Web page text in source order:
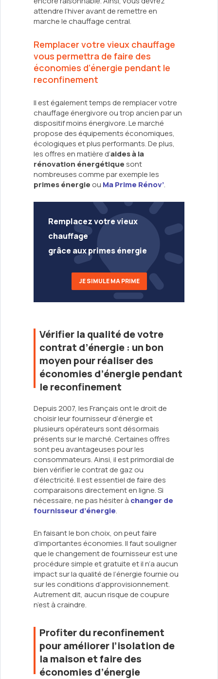
attendre l’hiver avant de remettre en
marche le chauffage central.
Remplacer votre vieux chauffage
vous permettra de faire des
économies d’énergie pendant le
reconfinement
Il est également temps de remplacer votre
chauffage énergivore ou trop ancien par un
dispositif moins énergivore. Le marché
propose des équipements économiques,
écologiques et plus performants. De plus,
les offres en matière d’aides à la
rénovation énergétiquesont
nombreuses comme par exemple les
primes énergie ou Ma Prime Rénov’.
Remplacez votre vieux
chauffage
grâce aux primes énergie
JE SIMULE MA PRIME
Vérifier la qualité de votre
contrat d’énergie : un bon
moyen pour réaliser des
économies d’énergie pendant
le reconfinement
Depuis 2007, les Français ont le droit de
choisir leur fournisseur d’énergie et
plusieurs opérateurs sont désormais
présents sur le marché. Certaines offres
sont peu avantageuses pour les
consommateurs. Ainsi, il est primordial de
bien vérifier le contrat de gaz ou
d’électricité. Il est essentiel de faire des
comparaisons directement en ligne. Si
nécessaire, ne pas hésiter à changer de
fournisseur d’énergie.
En faisant le bon choix, on peut faire
d’importantes économies. Il faut souligner
que le changement de fournisseur est une
procédure simple et gratuite et il n’a aucun
impact sur la qualité de l’énergie fournie ou
sur les conditions d’approvisionnement.
Autrement dit, aucun risque de coupure
n’est à craindre.
Profiter du reconfinement
pour améliorer l’isolation de
la maison et faire des
économies d’énergie